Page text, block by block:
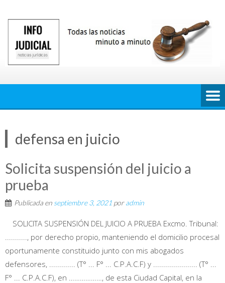
contenido
defensa en juicio
Solicita suspensión del juicio a
prueba
Publicada en septiembre 3, 2021 poradmin
SOLICITA SUSPENSIÓN DEL JUICIO A PRUEBA Excmo. Tribunal:
..........., por derecho propio, manteniendo el domicilio procesal
oportunamente constituido junto con mis abogados
defensores, ............. (T° ... F° ... C.P.A.C.F) y ...................... (T° ...
F° ... C.P.A.C.F), en ………………, de esta Ciudad Capital, en la